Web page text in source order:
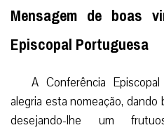
Mensagem de boas
Episcopal Portuguesa
A Conferência
alegria esta nomeação,
desejando-lhe um